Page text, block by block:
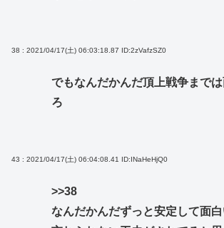
38 : 2021/04/17(土) 06:03:18.87 ID:2zVafzSZ0
でもなんだかんだ頂上戦争まで
ろ
43 : 2021/04/17(土) 06:04:08.41 ID:INaHeHjQ0
>>38
なんだかんだずっと安定して面